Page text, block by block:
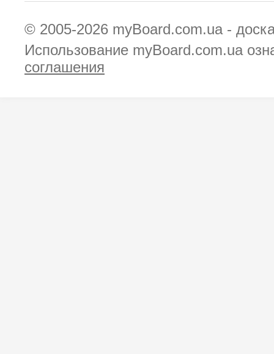
© 2005-2026 myBoard.com.ua -
Использование myBoard.com.ua
соглашения